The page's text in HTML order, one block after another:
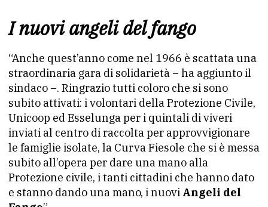
I nuovi angeli del fango
“Anche quest’anno come nel 1966 è scattata una
straordinaria gara di solidarietà – ha aggiunto il
sindaco –. Ringrazio tutti coloro che si sono
subito attivati: i volontari della Protezione Civile,
Unicoop ed Esselunga per i quintali di viveri
inviati al centro di raccolta per approvvigionare
le famiglie isolate, la Curva Fiesole che si è messa
subito all’opera per dare una mano alla
Protezione civile, i tanti cittadini che hanno dato
e stanno dando una mano, i nuovi Angeli del